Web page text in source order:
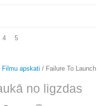
4 5
Filmu apskati / Failure To Launch
no ligzdas